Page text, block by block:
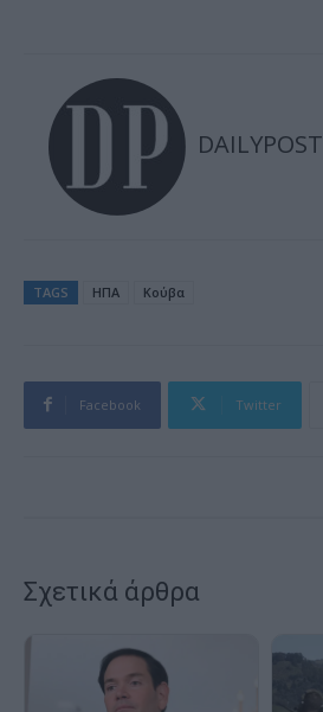
DAILYPOST
TAGS ΗΠΑ Κούβα
Facebook Twitter
Σχετικά άρθρα